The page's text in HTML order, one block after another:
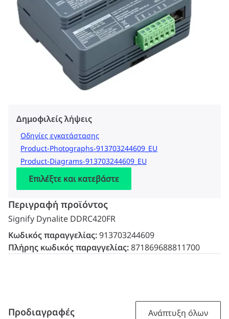
Δημοφιλείς λήψεις
Οδηγίες εγκατάστασης
Product-Photographs-913703244609_EU
Product-Diagrams-913703244609_EU
Επιλέξτε και κατεβάστε
Περιγραφή προϊόντος
Signify Dynalite DDRC420FR
Κωδικός παραγγελίας:913703244609
Πλήρης κωδικός παραγγελίας:871869688811700
Προδιαγραφές Ανάπτυξη όλων